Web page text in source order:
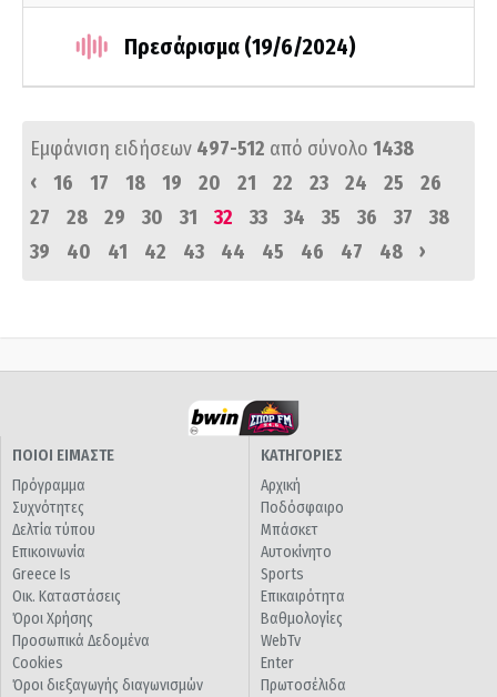
Πρεσάρισμα (19/6/2024)
Εμφάνιση ειδήσεων 497-512 από σύνολο 1438
‹
16 17 18 19 20 21 22 23 24 25
26
27
28 29 30 31 32 33 34 35 36 37
38
39
40 41 42 43 44 45 46 47 48 ›
ΠΟΙΟΙ ΕΙΜΑΣΤΕ
Πρόγραμμα
Συχνότητες
Δελτία τύπου
Επικοινωνία
Greece Is
Οικ. Καταστάσεις
Όροι Χρήσης
Προσωπικά Δεδομένα
Cookies
Όροι διεξαγωγής διαγωνισμών
ΚΑΤΗΓΟΡΙΕΣ
Αρχική
Ποδόσφαιρο
Μπάσκετ
Αυτοκίνητο
Sports
Επικαιρότητα
Βαθμολογίες
WebTv
Enter
Πρωτοσέλιδα